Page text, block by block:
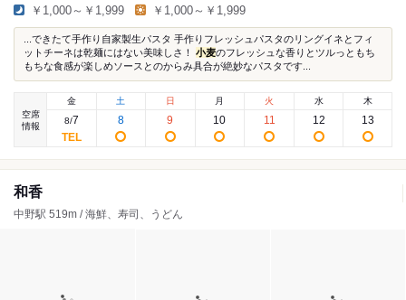
￥1,000～￥1,999 ￥1,000～￥1,999
...できたて手作り自家製生パスタ 手作りフレッシュパスタのリングイネとフィ
ットチーネは乾麺にはない美味しさ！ 小麦のフレッシュな香りとツルっともち
もちな食感が楽しめソースとのからみ具合が絶妙なパスタです...
空席
情報
金
8/7
土
8
日
9
月
10
火
11
水
12
木
13
和香
中野駅 519m / 海鮮、寿司、うどん